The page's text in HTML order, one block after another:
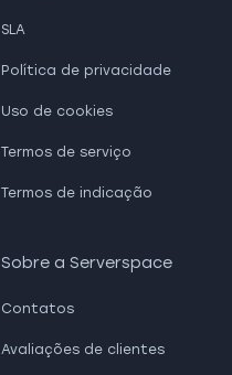
SLA
Política de privacidade
Uso de cookies
Termos de serviço
Termos de indicação
Sobre a Serverspace
Contatos
Avaliações de clientes